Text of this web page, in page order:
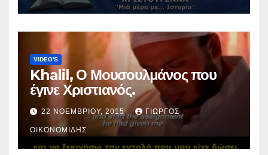
VIDEO'S
Khalil, Ο Μουσουλμάνος που
έγινε Χριστιανός.
22 ΝΟΕΜΒΡΊΟΥ, 2015 ΓΙΏΡΓΟΣ
ΟΙΚΟΝΟΜΊΔΗΣ